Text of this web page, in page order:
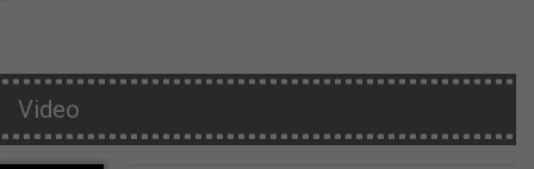
Video